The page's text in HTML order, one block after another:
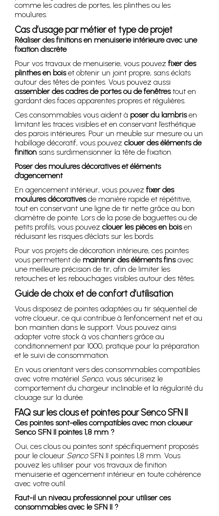
comme les cadres de portes, les plinthes ou les
moulures.
Cas d’usage par métier et type de projet
Réaliser des finitions en menuiserie intérieure avec une
fixation discrète
Pour vos travaux de menuiserie, vous pouvez fixer des
plinthes en boiset obtenir un joint propre, sans éclats
autour des têtes de pointes. Vous pouvez aussi
assembler des cadres de portes ou de fenêtrestout en
gardant des faces apparentes propres et régulières.
Ces consommables vous aident à poser du lambrisen
limitant les traces visibles et en conservant l’esthétique
des parois intérieures. Pour un meuble sur mesure ou un
habillage décoratif, vous pouvez clouer des éléments de
finition sans surdimensionner la tête de fixation.
Poser des moulures décoratives et éléments
d’agencement
En agencement intérieur, vous pouvez fixer des
moulures décorativesde manière rapide et répétitive,
tout en conservant une ligne de tir nette grâce au bon
diamètre de pointe. Lors de la pose de baguettes ou de
petits profils, vous pouvez clouer les pièces en boisen
réduisant les risques d’éclats sur les bords.
Pour vos projets de décoration intérieure, ces pointes
vous permettent de maintenir des éléments finsavec
une meilleure précision de tir, afin de limiter les
retouches et les rebouchages visibles autour des têtes.
Guide de choix et de confort d’utilisation
Vous disposez de pointes adaptées au tir séquentiel de
votre cloueur, ce qui contribue à l’enfoncement net et au
bon maintien dans le support. Vous pouvez ainsi
adapter votre stock à vos chantiers grâce au
conditionnement par 1000, pratique pour la préparation
et le suivi de consommation.
En vous orientant vers des consommables compatibles
avec votre matériel Senco, vous sécurisez le
comportement du chargeur inclinable et la régularité du
clouage sur la durée.
FAQ sur les clous et pointes pour Senco SFN II
Ces pointes sont-elles compatibles avec mon cloueur
Senco SFN II pointes 1,8 mm ?
Oui, ces clous ou pointes sont spécifiquement proposés
pour le cloueur SencoSFN II pointes 1,8 mm. Vous
pouvez les utiliser pour vos travaux de finition
menuiserie et agencement intérieur en toute cohérence
avec votre outil.
Faut-il un niveau professionnel pour utiliser ces
consommables avec le SFN II ?